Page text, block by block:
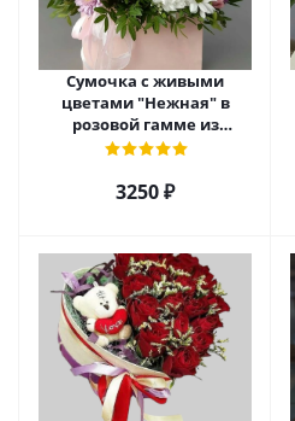
Сумочка с живыми
цветами "Нежная" в
розовой гамме из
кустовой хризантемы,
3250 ₽